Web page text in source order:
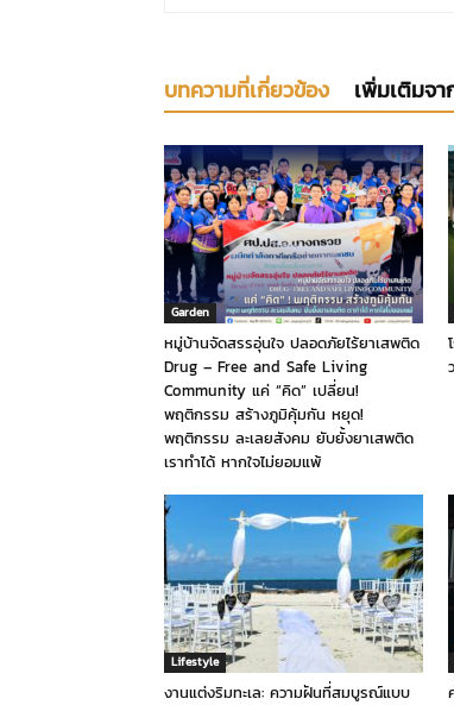
บทความที่เกี่ยวข้อง เพิ่มเติมจ
Garden
หมู่บ้านจัดสรรอุ่นใจ ปลอดภัยไร้ยาเสพติด
Drug – Free and Safe Living
Community แค่ “คิด” เปลี่ยน!
พฤติกรรม สร้างภูมิคุ้มกัน หยุด!
พฤติกรรม ละเลยสังคม ยับยั้งยาเสพติด
เราทำได้ หากใจไม่ยอมแพ้
Lifestyle
งานแต่งริมทะเล: ความฝันที่สมบูรณ์แบบ